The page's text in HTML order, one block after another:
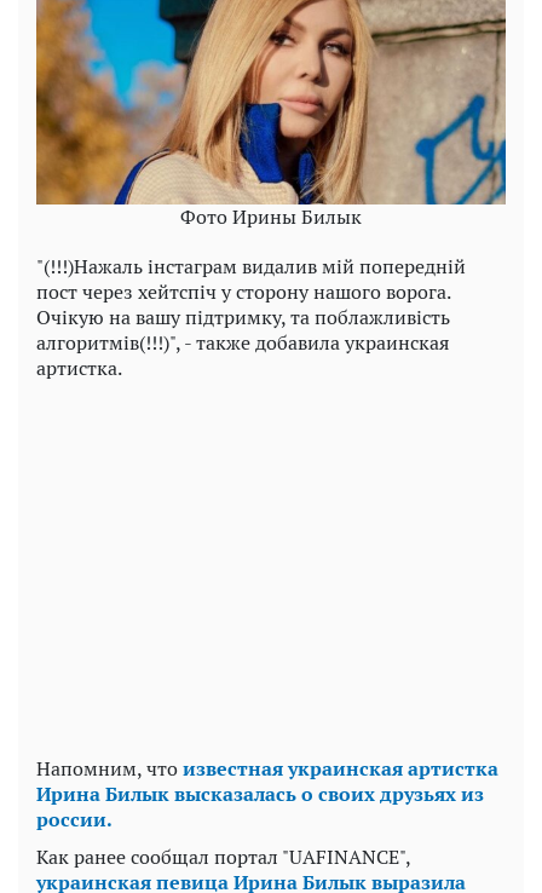
Фото Ирины Билык
"(!!!)Нажаль інстаграм видалив мій попередній
пост через хейтспіч у сторону нашого ворога.
Очікую на вашу підтримку, та поблажливість
алгоритмів(!!!)", - также добавила украинская
артистка.
Напомним, чтоизвестная украинская артистка
Ирина Билык высказалась о своих друзьях из
россии.
Как ранее сообщал портал "UAFINANCE",
украинская певица Ирина Билык выразила